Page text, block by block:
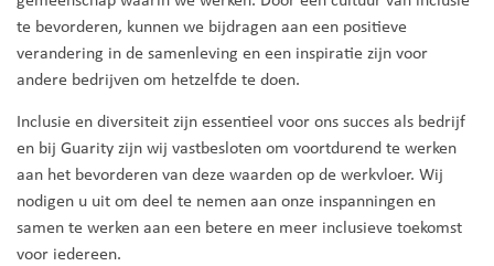
te bevorderen, kunnen we bijdragen aan een positieve
verandering in de samenleving en een inspiratie zijn voor
andere bedrijven om hetzelfde te doen.
Inclusie en diversiteit zijn essentieel voor ons succes als bedrijf
en bij Guarity zijn wij vastbesloten om voortdurend te werken
aan het bevorderen van deze waarden op de werkvloer. Wij
nodigen u uit om deel te nemen aan onze inspanningen en
samen te werken aan een betere en meer inclusieve toekomst
voor iedereen.